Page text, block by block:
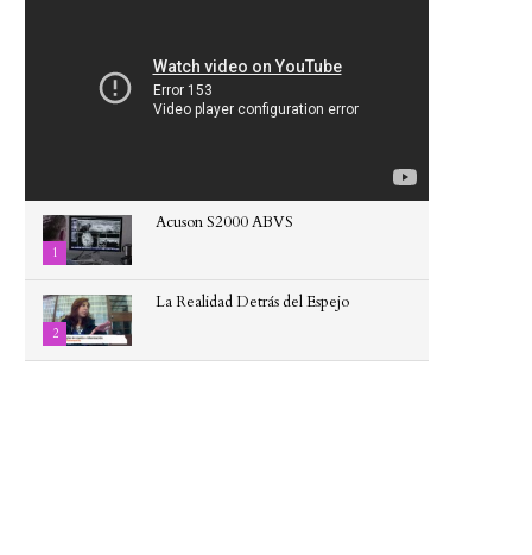
1
Acuson S2000 ABVS
2
La Realidad Detrás del Espejo